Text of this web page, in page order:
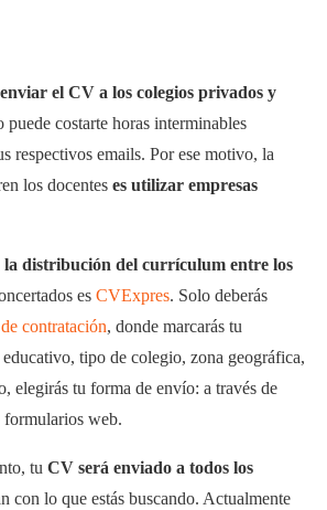
enviar el CV a los colegios privados y
puede costarte horas interminables
respectivos emails. Por ese motivo, la
los docentes es utilizar empresas
la distribución del currículum entre los
es CVExpres. Solo deberás
contratación, donde marcarás tu
tipo de colegio, zona geográfica,
elegirás tu forma de envío: a través de
formularios web.
tu CV será enviado a todos los
con lo que estás buscando. Actualmente